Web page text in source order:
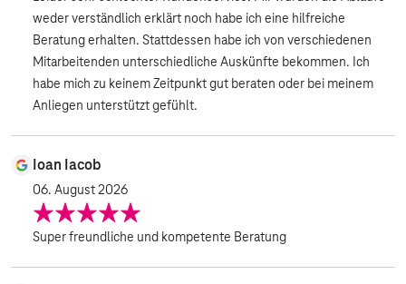
weder verständlich erklärt noch habe ich eine hilfreiche
Beratung erhalten. Stattdessen habe ich von verschiedenen
Mitarbeitenden unterschiedliche Auskünfte bekommen. Ich
habe mich zu keinem Zeitpunkt gut beraten oder bei meinem
Anliegen unterstützt gefühlt.
Ioan Iacob
06. August 2026
Super freundliche und kompetente Beratung